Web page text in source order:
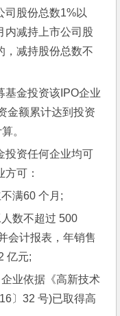
司股份总数1%以
内减持上市公司股
，减持股份总数不
基金投资该IPO企业
金额累计达到投资
。
投资任何企业均可
可：
满60 个月;
数不超过 500
会计报表，年销售
亿元;
业依据《高新技术
〕32 号)已取得高